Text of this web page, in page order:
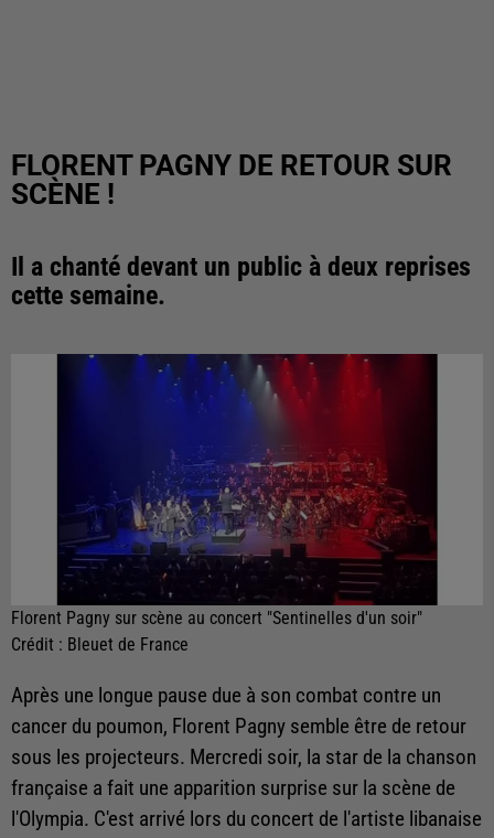
FLORENT PAGNY DE RETOUR SUR
SCÈNE !
Il a chanté devant un public à deux reprises
cette semaine.
Florent Pagny sur scène au concert "Sentinelles d'un soir"
Crédit : Bleuet de France
Après une longue pause due à son combat contre un
cancer du poumon, Florent Pagny semble être de retour
sous les projecteurs. Mercredi soir, la star de la chanson
française a fait une apparition surprise sur la scène de
l'Olympia. C'est arrivé lors du concert de l'artiste libanaise